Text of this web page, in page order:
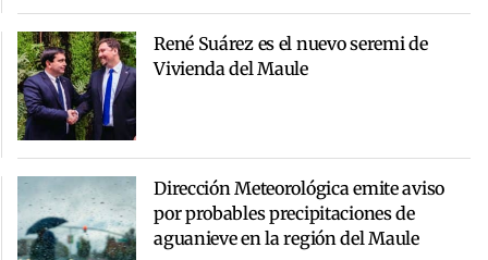
René Suárez es el nuevo seremi de
Vivienda del Maule
Dirección Meteorológica emite aviso
por probables precipitaciones de
aguanieve en la región del Maule